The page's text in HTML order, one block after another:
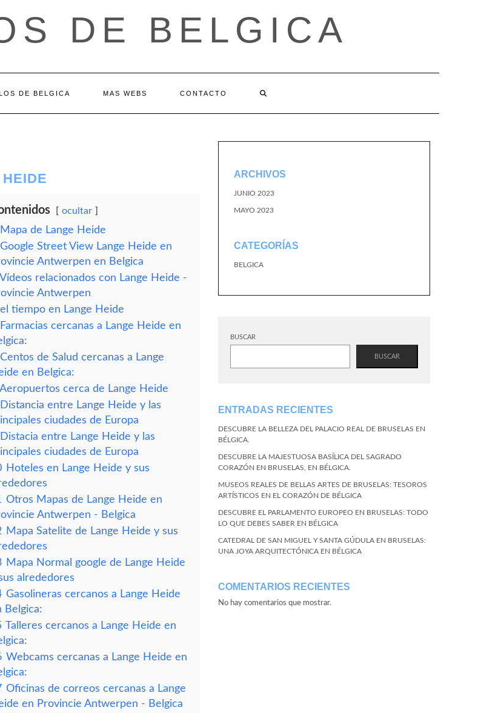
DE BELGICA
DE BELGICA MAS WEBS CONTACTO
ocultar
Mapa de Lange Heide
Google Street View Lange Heide en
Antwerpen en Belgica
Vídeos relacionados con Lange Heide -
Antwerpen
el tiempo en Lange Heide
Farmacias cercanas a Lange Heide en
Centos de Salud cercanas a Lange
en Belgica:
Aeropuertos cerca de Lange Heide
Distancia entre Lange Heide y las
ciudades de Europa
Distacia entre Lange Heide y las
ciudades de Europa
Hoteles en Lange Heide y sus
Otros Mapas de Lange Heide en
Antwerpen - Belgica
Mapa Satelite de Lange Heide y sus
Mapa Normal google de Lange Heide
alrededores
Gasolineras cercanos a Lange Heide
Belgica:
Talleres cercanos a Lange Heide en
Webcams cercanas a Lange Heide en
Oficinas de correos cercanas a Lange
en Provincie Antwerpen - Belgica
ARCHIVOS
JUNIO 2023
MAYO 2023
CATEGORÍAS
BELGICA
BUSCAR
BUSCAR
ENTRADAS RECIENTES
DESCUBRE LA BELLEZA DEL PALACIO REAL DE BRUSELAS EN
BÉLGICA.
DESCUBRE LA MAJESTUOSA BASÍLICA DEL SAGRADO
CORAZÓN EN BRUSELAS, EN BÉLGICA.
MUSEOS REALES DE BELLAS ARTES DE BRUSELAS: TESOROS
ARTÍSTICOS EN EL CORAZÓN DE BÉLGICA
DESCUBRE EL PARLAMENTO EUROPEO EN BRUSELAS: TODO
LO QUE DEBES SABER EN BÉLGICA
CATEDRAL DE SAN MIGUEL Y SANTA GÚDULA EN BRUSELAS:
UNA JOYA ARQUITECTÓNICA EN BÉLGICA
COMENTARIOS RECIENTES
No hay comentarios que mostrar.